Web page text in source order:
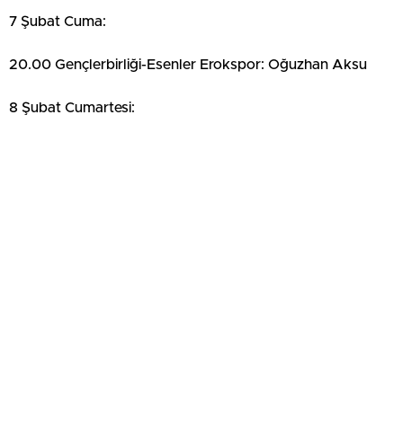
7 Şubat Cuma:
20.00 Gençlerbirliği-Esenler Erokspor: Oğuzhan Aksu
8 Şubat Cumartesi: